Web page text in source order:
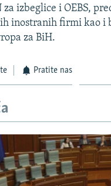
OD RATA U BIH
stranice
izbeglice i OEBS,
inostranih firmi kao i
za BiH.
Pratite nas